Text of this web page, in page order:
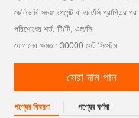
ডেলিভারি সময়: পেমেন্ট বা এল/সি প্রাপ্তির
পরিশোধের শর্ত: টি/টি, এল/সি
যোগানের ক্ষমতা: 30000 সেট সিস্টেম
সেরা দাম পান
পণ্যের বিবরণ পণ্যের বর্ণনা